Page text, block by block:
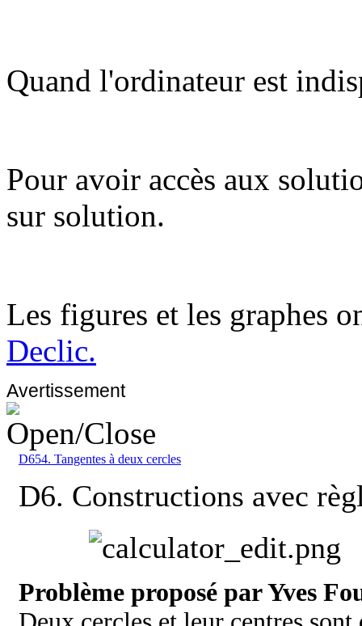
Quand l'ordinateur est
Pour avoir accès aux
sur solution.
Les figures et les graphes
Declic.
Avertissement
D654. Tangentes à deux cercles
D6. Constructions avec
Problème proposé par Yves